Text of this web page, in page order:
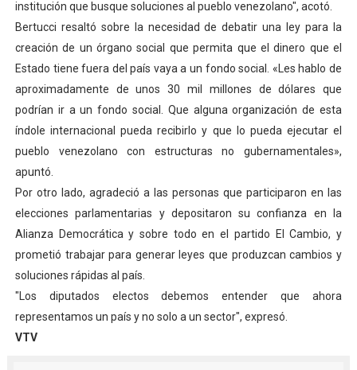
Gobernador Arnaldo Sánchez apadrina a más de 993
Plan Quirúrgico Regional llega a Pueblo Llano con la
institución que busque soluciones al pueblo venezolano", acotó.
Bertucci resaltó sobre la necesidad de debatir una ley para la
creación de un órgano social que permita que el dinero que el
Estado tiene fuera del país vaya a un fondo social. «Les hablo de
aproximadamente de unos 30 mil millones de dólares que
podrían ir a un fondo social. Que alguna organización de esta
índole internacional pueda recibirlo y que lo pueda ejecutar el
pueblo venezolano con estructuras no gubernamentales»,
apuntó.
Por otro lado, agradeció a las personas que participaron en las
elecciones parlamentarias y depositaron su confianza en la
Alianza Democrática y sobre todo en el partido El Cambio, y
prometió trabajar para generar leyes que produzcan cambios y
soluciones rápidas al país.
"Los diputados electos debemos entender que ahora
representamos un país y no solo a un sector", expresó.
VTV